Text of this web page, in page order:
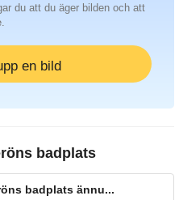
du att du äger bilden och att
en bild
badplats
badplats ännu...